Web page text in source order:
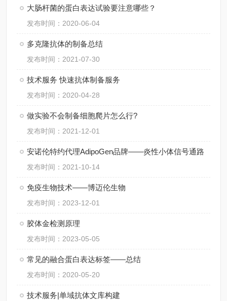
大肠杆菌的蛋白表达试验要注意哪些？
发布时间：2020-06-04
多克隆抗体的制备总结
发布时间：2021-07-30
技术服务 快速抗体制备服务
发布时间：2020-04-28
做实验不会制备细胞爬片怎么行?
发布时间：2021-12-01
安诺伦特约代理AdipoGen品牌——炎性小体信号通路
发布时间：2021-10-14
免疫生物技术——博迈伦生物
发布时间：2023-12-01
胶体金检测原理
发布时间：2023-05-05
常见的融合蛋白表达标签——总结
发布时间：2020-05-20
技术服务|单域抗体文库构建